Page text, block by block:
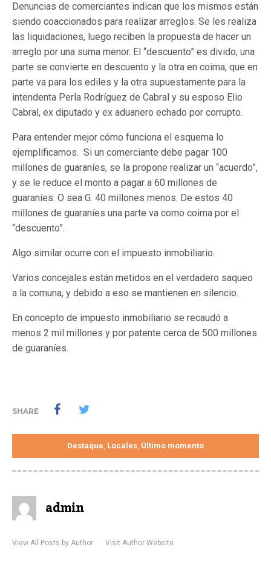
Denuncias de comerciantes indican que los mismos están
siendo coaccionados para realizar arreglos. Se les realiza
las liquidaciones, luego reciben la propuesta de hacer un
arreglo por una suma menor. El “descuento” es divido, una
parte se convierte en descuento y la otra en coima, que en
parte va para los ediles y la otra supuestamente para la
intendenta Perla Rodríguez de Cabral y su esposo Elio
Cabral, ex diputado y ex aduanero echado por corrupto.
Para entender mejor cómo funciona el esquema lo
ejemplificamos. Si un comerciante debe pagar 100
millones de guaraníes, se la propone realizar un “acuerdo”,
y se le reduce el monto a pagar a 60 millones de
guaraníes. O sea G. 40 millones menos. De estos 40
millones de guaraníes una parte va como coima por el
“descuento”.
Algo similar ocurre con el impuesto inmobiliario.
Varios concejales están metidos en el verdadero saqueo
a la comuna, y debido a eso se mantienen en silencio.
En concepto de impuesto inmobiliario se recaudó a
menos 2 mil millones y por patente cerca de 500 millones
de guaraníes.
SHARE
Destaque, Locales, Último momento
admin
View All Posts by Author Visit Author Website